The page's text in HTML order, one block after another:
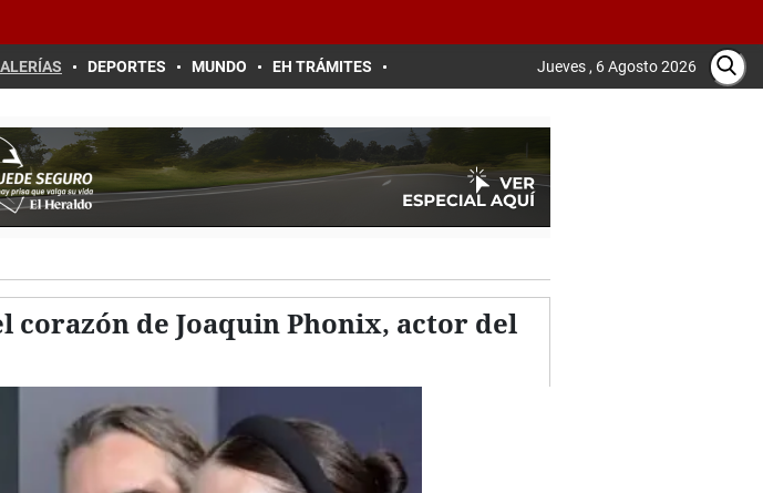
DEPORTES MUNDO EH TRÁMITES Jueves , 6 Agosto 2026
corazón de Joaquin Phonix, actor del